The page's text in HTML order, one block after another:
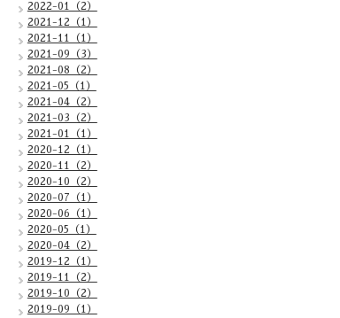
2022-01（2）
2021-12（1）
2021-11（1）
2021-09（3）
2021-08（2）
2021-05（1）
2021-04（2）
2021-03（2）
2021-01（1）
2020-12（1）
2020-11（2）
2020-10（2）
2020-07（1）
2020-06（1）
2020-05（1）
2020-04（2）
2019-12（1）
2019-11（2）
2019-10（2）
2019-09（1）